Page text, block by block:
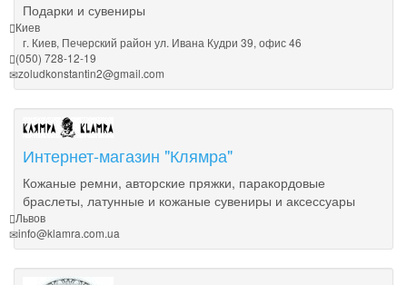
Подарки и сувениры
Киев
г. Киев, Печерский район ул. Ивана Кудри 39, офис 46
(050) 728-12-19
zoludkonstantin2@gmail.com
Интернет-магазин "Клямра"
Кожаные ремни, авторские пряжки, паракордовые
браслеты, латунные и кожаные сувениры и аксессуары
Львов
info@klamra.com.ua